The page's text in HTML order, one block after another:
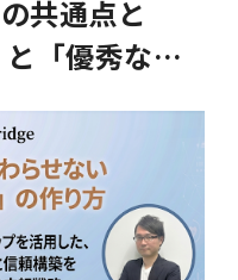
共通点と
「優秀な求
ーチ